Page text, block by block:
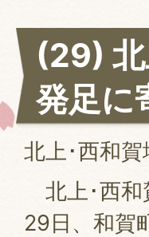
(29)
発足に
北上･西和
北上･西和
29日、和賀